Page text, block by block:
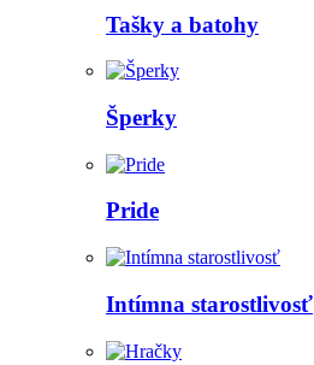
Tašky a batohy
Šperky
Pride
Intímna starostlivosť